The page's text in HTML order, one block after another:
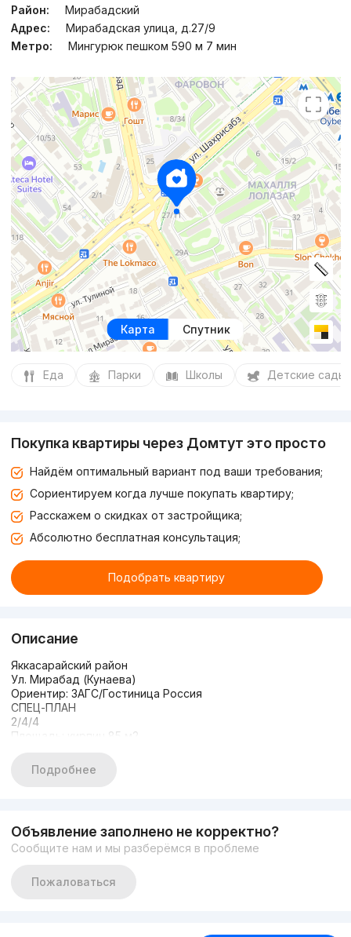
Район:
Мирабадский
Адрес:
Мирабадская улица, д.27/9
Метро:
Мингурюк пешком 590 м 7 мин
Карта Спутник
Еда Парки Школы Детские сады
Покупка квартиры через Домтут это просто
Найдём оптимальный вариант под ваши требования;
Сориентируем когда лучше покупать квартиру;
Расскажем о скидках от застройщика;
Абсолютно бесплатная консультация;
Подобрать квартиру
Описание
Яккасарайский район
Ул. Мирабад (Кунаева)
Ориентир: ЗАГС/Гостиница Россия
СПЕЦ-ПЛАН
2/4/4
Площадь: кирпич 85 м2
Состояние: с ремонтом
Мебелью и ТЕХНИКОЙ
https://t.me/davron8888
Подробнее
Объявление заполнено не корректно?
Сообщите нам и мы разберёмся в проблеме
Пожаловаться